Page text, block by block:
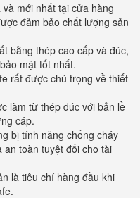
mới nhất tại cửa hàng
đảm bảo chất lượng sản
bằng thép cao cấp và đúc,
mật tốt nhất.
rất được chú trọng về thiết
làm từ thép đúc với bản lề
cáp.
bị tính năng chống cháy
an toàn tuyệt đối cho tài
là tiêu chí hàng đầu khi